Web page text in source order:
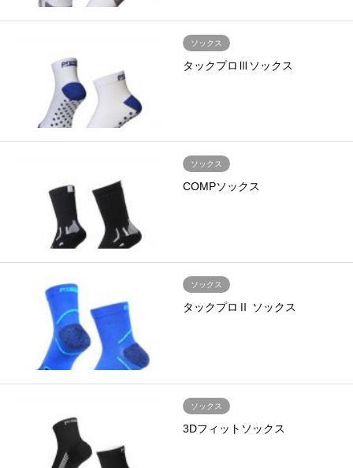
ソックス
タックプロⅢソックス
ソックス
COMPソックス
ソックス
タックプロⅡ ソックス
ソックス
3Dフィットソックス